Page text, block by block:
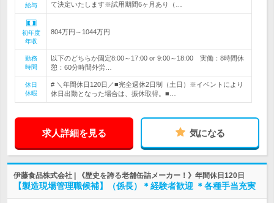
給与
て決定いたします※試用期間6ヶ月あり（…
初年度
年収
804万円～1044万円
勤務
時間
以下のどちらか固定8:00～17:00 or 9:00～18:00 実働：8時間休
憩：60分時間外労…
休日
休暇
# ＼年間休日120日／■完全週休2日制（土日）※イベントにより
休日出勤となった場合は、振休取得。■…
求人詳細を見る 気になる
伊藤食品株式会社 | 《歴史を誇る老舗缶詰メーカー！》年間休日120日
【製造現場管理職候補】（係長）＊経験者歓迎 ＊各種手当充実